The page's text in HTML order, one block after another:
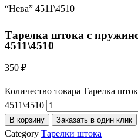
“Нева” 4511\4510
Тарелка штока с
4511\4510
350 ₽
Количество товара Тарелка
4511\4510
В корзину Заказать в один клик
Category Тарелки штока